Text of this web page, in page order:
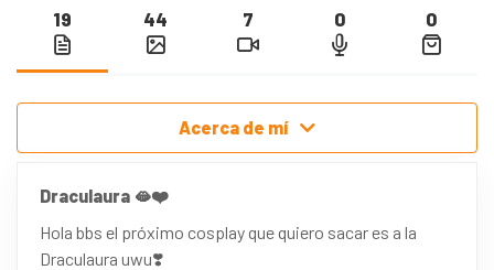
19 44 7 0 0
Acerca de mí
Draculaura 🫦❤️
Hola bbs el próximo cosplay que quiero sacar es a la
Draculaura uwu❣️